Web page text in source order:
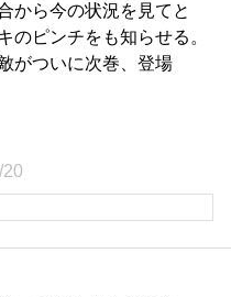
から今の状況を見てと
のピンチをも知らせる。
がついに次巻、登場